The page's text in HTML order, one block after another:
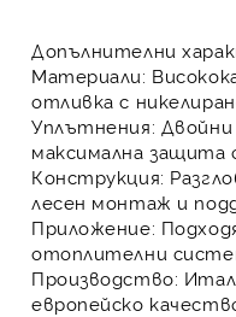
Допълнителни
Материали:
отливка с
Уплътнения:
максимална защита
Конструкция:
лесен монтаж и
Приложение:
отоплителни
Производство:
европейско